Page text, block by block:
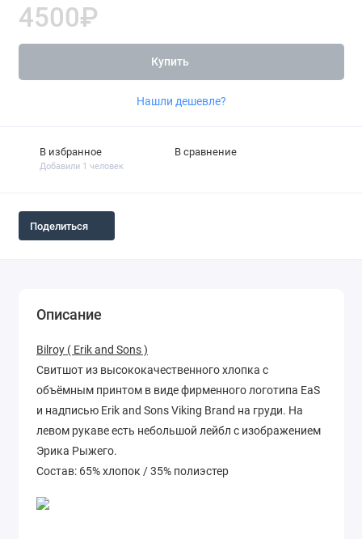
4500₽
Купить
Нашли дешевле?
В избранное
Добавили 1 человек
В сравнение
Поделиться
Описание
Bilroy ( Erik and Sons )
Свитшот из высококачественного хлопка с
объёмным принтом в виде фирменного логотипа EaS
и надписью Erik and Sons Viking Brand на груди. На
левом рукаве есть небольшой лейбл с изображением
Эрика Рыжего.
Состав: 65% хлопок / 35% полиэстер